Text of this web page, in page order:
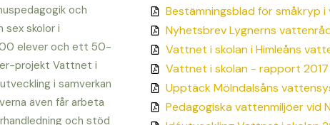
och
sex skolor i
elever och ett 50-
projekt Vattnet i
i samverkan
även får arbeta
och stöd
Bestämningsblad för småkryp
Nyhetsbrev Lygnerns
Vattnet i skolan i Himleåns
Vattnet i skolan - rapport 2017
Upptäck Mölndalsåns
Pedagogiska vattenmiljöer vid